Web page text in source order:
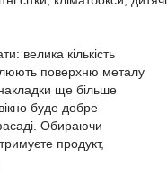
велика кількість
поверхню металу
ще більше
буде добре
Обираючи
продукт,